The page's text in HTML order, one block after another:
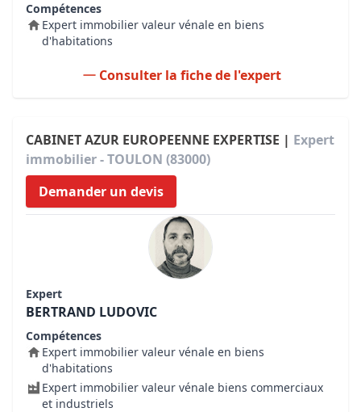
Compétences
Expert immobilier valeur vénale en biens
d'habitations
Consulter la fiche de l'expert
CABINET AZUR EUROPEENNE EXPERTISE | Expert
immobilier - TOULON (83000)
Demander un devis
Expert
BERTRAND LUDOVIC
Compétences
Expert immobilier valeur vénale en biens
d'habitations
Expert immobilier valeur vénale biens commerciaux
et industriels